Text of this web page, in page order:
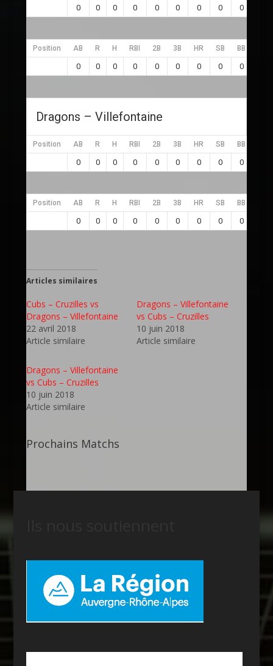
0 0 0 0 0 0 0 0 0
Position AB R H RBI 2B 3B HR SB BB
0 0 0 0 0 0 0 0 0
Dragons – Villefontaine
Position AB R H RBI 2B 3B HR SB BB
0 0 0 0 0 0 0 0 0
Position AB R H RBI 2B 3B HR SB BB
0 0 0 0 0 0 0 0 0
Articles similaires
Cubs – Cruzilles vs
Dragons – Villefontaine
22 avril 2018
Article similaire
Dragons – Villefontaine
vs Cubs – Cruzilles
10 juin 2018
Article similaire
Dragons – Villefontaine
vs Cubs – Cruzilles
10 juin 2018
Article similaire
Prochains Matchs